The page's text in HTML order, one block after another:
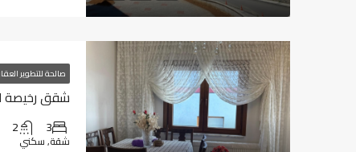
صالحة للتطوير
شقق رخيصة
3
2
شقة, سكني